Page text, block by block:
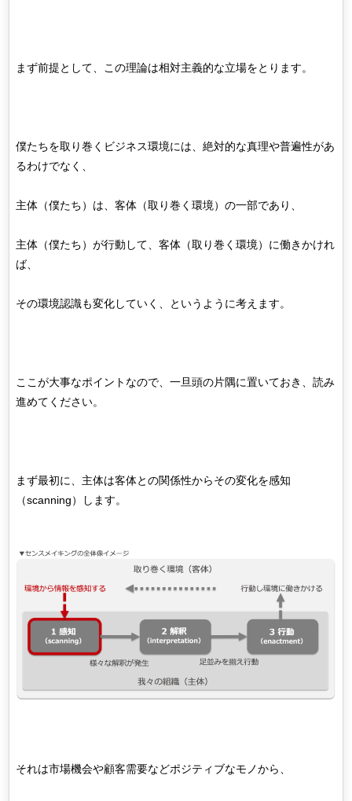
まず前提として、この理論は相対主義的な立場をとります。
僕たちを取り巻くビジネス環境には、絶対的な真理や普遍性があ
るわけでなく、
主体（僕たち）は、客体（取り巻く環境）の一部であり、
主体（僕たち）が行動して、客体（取り巻く環境）に働きかけれ
ば、
その環境認識も変化していく、というように考えます。
ここが大事なポイントなので、一旦頭の片隅に置いておき、読み
進めてください。
まず最初に、主体は客体との関係性からその変化を感知
（scanning）します。
それは市場機会や顧客需要などポジティブなモノから、